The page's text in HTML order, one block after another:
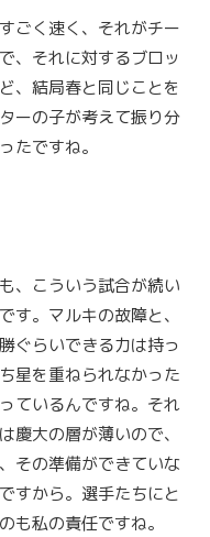
ごく速く、それがチー
、それに対するブロッ
、結局春と同じことを
ーの子が考えて振り分
たですね。
、こういう試合が続い
す。マルキの故障と、
ぐらいできる力は持っ
星を重ねられなかった
ているんですね。それ
慶大の層が薄いので、
その準備ができていな
すから。選手たちにと
も私の責任ですね。